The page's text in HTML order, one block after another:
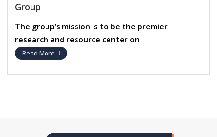
Group
The group’s mission is to be the premier
research and resource center on
Read More